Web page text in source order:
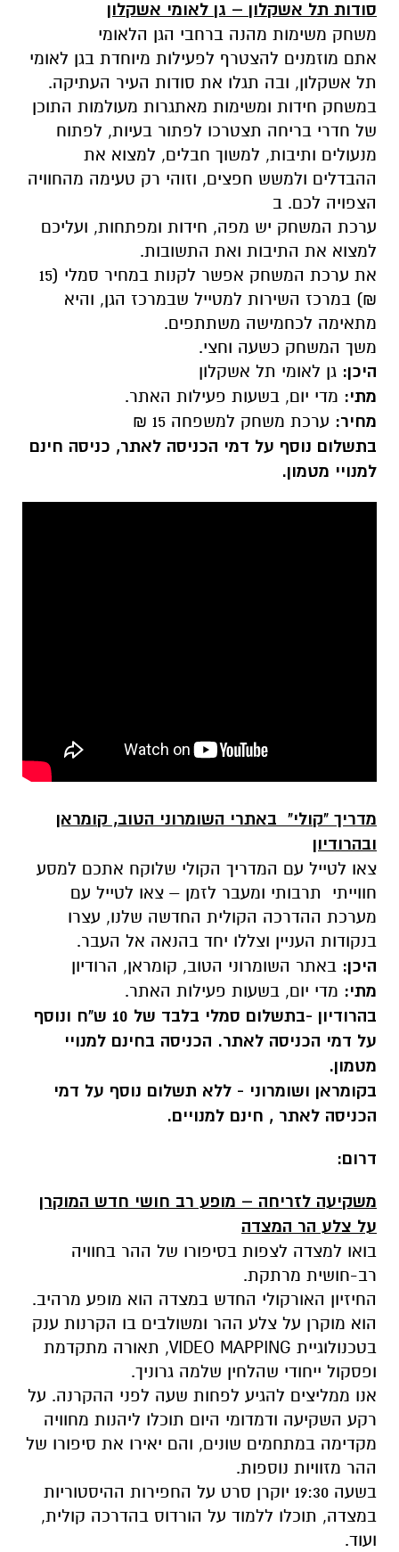
סודות תל אשקלון – גן לאומי אשקלון
משחק משימות מהנה ברחבי הגן הלאומי
אתם מוזמנים להצטרף לפעילות מיוחדת בגן לאומי
תל אשקלון, ובה תגלו את סודות העיר העתיקה.
במשחק חידות ומשימות מאתגרות מעולמות התוכן
של חדרי בריחה תצטרכו לפתור בעיות, לפתוח
מנעולים ותיבות, למשוך חבלים, למצוא את
ההבדלים ולמשש חפצים, וזוהי רק טעימה מהחוויה
הצפויה לכם. ב
ערכת המשחק יש מפה, חידות ומפתחות, ועליכם
למצוא את התיבות ואת התשובות.
את ערכת המשחק אפשר לקנות במחיר סמלי (15
₪) במרכז השירות למטייל שבמרכז הגן, והיא
מתאימה לכחמישה משתתפים.
משך המשחק כשעה וחצי.
היכן: גן לאומי תל אשקלון
מתי: מדי יום, בשעות פעילות האתר.
מחיר: ערכת משחק למשפחה 15 ₪
בתשלום נוסף על דמי הכניסה לאתר, כניסה חינם
למנויי מטמון.
מדריך "קולי" באתרי השומרוני הטוב, קומראן
ובהרודיון
צאו לטייל עם המדריך הקולי שלוקח אתכם למסע
חווייתי תרבותי ומעבר לזמן – צאו לטייל עם
מערכת ההדרכה הקולית החדשה שלנו, עצרו
בנקודות העניין וצללו יחד בהנאה אל העבר.
היכן: באתר השומרוני הטוב, קומראן, הרודיון
מתי: מדי יום, בשעות פעילות האתר.
בהרודיון -בתשלום סמלי בלבד של 10 ש"ח ונוסף
על דמי הכניסה לאתר. הכניסה בחינם למנויי
מטמון.
בקומראן ושומרוני - ללא תשלום נוסף על דמי
הכניסה לאתר , חינם למנויים.
דרום:
משקיעה לזריחה – מופע רב חושי חדש המוקרן
על צלע הר המצדה
בואו למצדה לצפות בסיפורו של ההר בחוויה
רב-חושית מרתקת.
החיזיון האורקולי החדש במצדה הוא מופע מרהיב.
הוא מוקרן על צלע ההר ומשולבים בו הקרנות ענק
בטכנולוגיית VIDEO MAPPING, תאורה מתקדמת
ופסקול ייחודי שהלחין שלמה גרוניך.
אנו ממליצים להגיע לפחות שעה לפני ההקרנה. על
רקע השקיעה ודמדומי היום תוכלו ליהנות מחוויה
מקדימה במתחמים שונים, והם יאירו את סיפורו של
ההר מזוויות נוספות.
בשעה 19:30 יוקרן סרט על החפירות ההיסטוריות
במצדה, תוכלו ללמוד על הורדוס בהדרכה קולית,
ועוד.